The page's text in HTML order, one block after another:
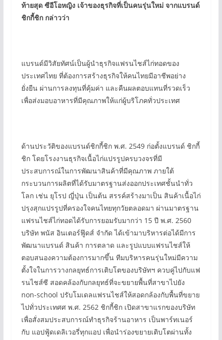
ท้ายสุด ซีอีโอหญิง เจ้าของธุรกิจที่เป็นคนรุ่นใหม่ จากแบรนด์
ชิกกี้ชิก กล่าวว่า
แบรนด์มีวิสัยทัศน์เป็นผู้นำธุรกิจแฟรนไชส์ไก่ทอดของ
ประเทศไทย ที่ต้องการสร้างธุรกิจให้คนไทยมีอาชีพอย่าง
ยั่งยืน ผ่านการลงทุนที่คุ้มค่า และคืนผลตอบแทนที่รวดเร็ว
เพื่อส่งมอบอาหารที่มีคุณภาพให้แก่ผู้บริโภคทั่วประเทศ
ด้านประวัติของแบรนด์ชิกกี้ชิก พ.ศ. 2549 ก่อตั้งแบรนด์ ชิกกี้
ชิก โดยโรงงานธุรกิจเนื้อไก่แปรรูปครบวงจรที่มี
ประสบการณ์ในการพัฒนาสินค้าที่มีคุณภาพ ภายใต้
กระบวนการผลิตที่ได้รับมาตรฐานส่งออกประเทศชั้นนำทั่ว
โลก เช่น ยุโรป ญี่ปุ่น เป็นต้น สรรค์สร้างมาเป็น สินค้าเนื้อไก่
ปรุงสุกแปรรูปที่ครองใจคนไทยทุกวัยตลอดมา ผ่านมาตรฐาน
แฟรนไชส์ไก่ทอดได้รับการยอมรับมากว่า 15 ปี พ.ศ. 2560
บริษัท พนัส อินเตอร์ฟู๊ดส์ จำกัด ได้เข้ามาบริหารต่อได้มีการ
พัฒนาแบรนด์ สินค้า การตลาด และรูปแบบแฟรนไชส์ให้
ตอบสนองความต้องการมากขึ้น ทีมบริหารคนรุ่นใหม่มีความ
ตั้งใจในการวางกลยุทธ์การเติบโตของบริษัทฯ ควบคู่ไปกับแฟ
รนไชส์ซี สอดคล้องกับกลยุทธ์ที่จะขยายพื้นที่สาขาไปยัง
non-school ปรับโมเดลแฟรนไชส์ให้สอดกล้องกับพื้นที่ขยาย
ไปทั่วประเทศศ พ.ศ. 2562 ชิกกี้ชิก เปิดสาขาแรกของบริษัท
เพื่อสั่งสมประสบการณ์ทำธุรกิจร้านอาหาร เป็นพาร์ทเนอร์
กับ แอปฟู้ดเดลิเวอรี่ทุกแอป เพื่อนำร่องขยายเติบโตผ่านทั้ง